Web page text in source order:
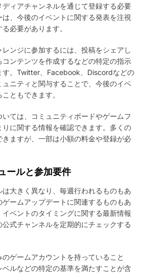
ィアチャンネルを通じて登録する必要
、今後のイベントに関する発表を注視
必要があります。
ンジに参加するには、投稿をシェアし
ンテンツを作成するなどの特定の指示
す。Twitter、Facebook、Discordなどの
ニティと関与することで、今後のイベ
ともできます。
ては、コミュニティボードやゲームフ
りに関する情報を確認できます。多くの
ますが、一部は小額の料金や登録が必
ールと参加要件
大きく異なり、毎週行われるものもあ
ームアップデートに関連するものもあ
イベントのタイミングに関する最新情報
式チャンネルを定期的にチェックする
ゲームアカウントを持っていること
ルなどの特定の基準を満たすことが含